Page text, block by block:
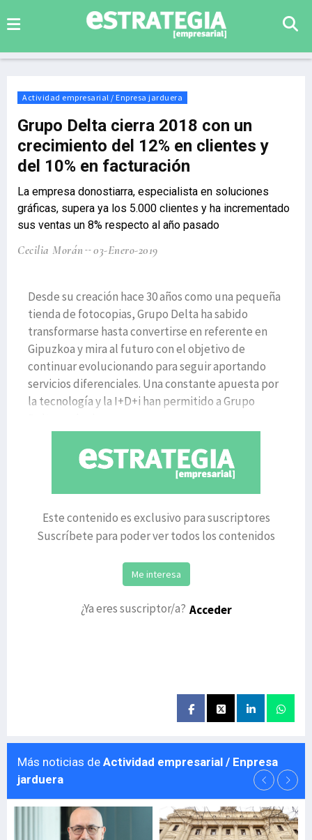
Actividad empresarial / Enpresa jarduera
Grupo Delta cierra 2018 con un
crecimiento del 12% en clientes y
del 10% en facturación
La empresa donostiarra, especialista en soluciones
gráficas, supera ya los 5.000 clientes y ha incrementado
sus ventas un 8% respecto al año pasado
Cecilia Morán 03-Enero-2019
Desde su creación hace 30 años como una pequeña
tienda de fotocopias, Grupo Delta ha sabido
transformarse hasta convertirse en referente en
Gipuzkoa y mira al futuro con el objetivo de
continuar evolucionando para seguir aportando
servicios diferenciales. Una constante apuesta por
la tecnología y la I+D+i han permitido a Grupo
Este contenido es exclusivo para suscriptores
Suscríbete para poder ver todos los contenidos
Me interesa
¿Ya eres suscriptor/a? Acceder
Más noticias de Actividad empresarial / Enpresa
jarduera